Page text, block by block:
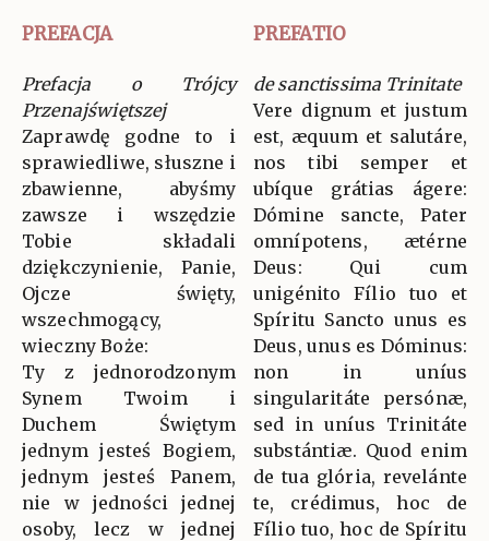
PREFACJA PREFATIO
Prefacja o Trójcy
Przenajświętszej
Zaprawdę godne to i
sprawiedliwe, słuszne i
zbawienne, abyśmy
zawsze i wszędzie
Tobie składali
dziękczynienie, Panie,
Ojcze święty,
wszechmogący,
wieczny Boże:
Ty z jednorodzonym
Synem Twoim i
Duchem Świętym
jednym jesteś Bogiem,
jednym jesteś Panem,
nie w jedności jednej
osoby, lecz w jednej
de sanctissima Trinitate
Vere dignum et justum
est, æquum et salutáre,
nos tibi semper et
ubíque grátias ágere:
Dómine sancte, Pater
omnípotens, ætérne
Deus: Qui cum
unigénito Fílio tuo et
Spíritu Sancto unus es
Deus, unus es Dóminus:
non in uníus
singularitáte persónæ,
sed in uníus Trinitáte
substántiæ. Quod enim
de tua glória, revelánte
te, crédimus, hoc de
Fílio tuo, hoc de Spíritu